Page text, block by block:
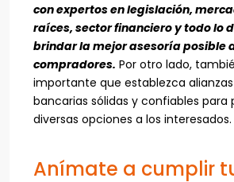
con expertos en legislación,
raíces, sector financiero y todo lo
brindar la mejor asesoría posible
compradores. Por otro lado,
importante que establezca
bancarias sólidas y confiables para
diversas opciones a los interesados.
Anímate a cumplir